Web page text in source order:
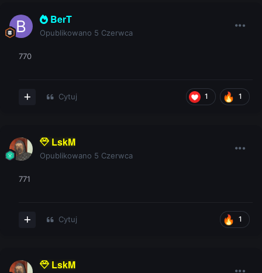
BerT
Opublikowano 5 Czerwca
770
1 1
Cytuj
LskM
Opublikowano 5 Czerwca
771
1
Cytuj
LskM